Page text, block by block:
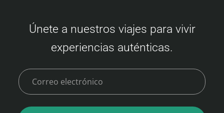
Únete a nuestros viajes para vivir
experiencias auténticas.